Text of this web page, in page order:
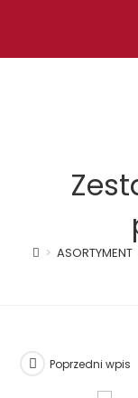
> ASORTYMENT
Poprzedni wpis